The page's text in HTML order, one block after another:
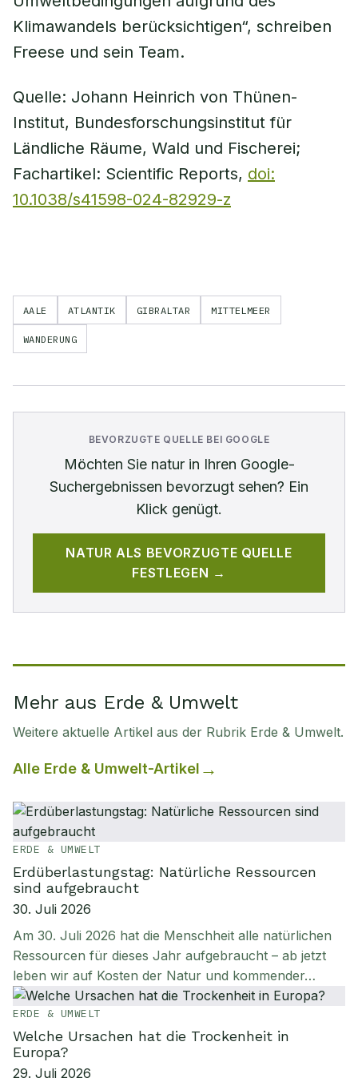
Klimawandels berücksichtigen“, schreiben
Freese und sein Team.
Quelle: Johann Heinrich von Thünen-
Institut, Bundesforschungsinstitut für
Ländliche Räume, Wald und Fischerei;
Fachartikel: Scientific Reports, doi:
10.1038/s41598-024-82929-z
AALE ATLANTIK GIBRALTAR MITTELMEER
WANDERUNG
BEVORZUGTE QUELLE BEI GOOGLE
Möchten Sie naturin Ihren Google-
Suchergebnissen bevorzugt sehen? Ein
Klick genügt.
NATUR ALS BEVORZUGTE QUELLE
FESTLEGEN →
Mehr aus Erde & Umwelt
Weitere aktuelle Artikel aus der Rubrik Erde & Umwelt.
Alle Erde & Umwelt-Artikel
ERDE & UMWELT
Erdüberlastungstag: Natürliche Ressourcen
sind aufgebraucht
30. Juli 2026
Am 30. Juli 2026 hat die Menschheit alle natürlichen
Ressourcen für dieses Jahr aufgebraucht – ab jetzt
leben wir auf Kosten der Natur und kommender…
ERDE & UMWELT
Welche Ursachen hat die Trockenheit in
Europa?
29. Juli 2026